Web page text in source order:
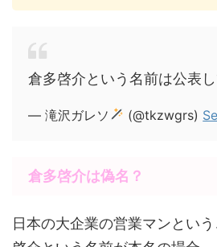
倉多啓介という名前は公表し
— 滝沢ガレソ (@tkzwgrs)
倉多啓介は偽名？
日本の大企業の営業マンとい